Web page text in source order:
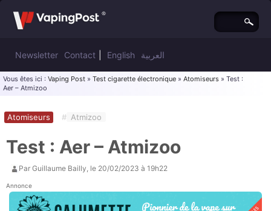
Newsletter Contact English العربية
Vous êtes ici : Vaping Post » Test cigarette électronique » Atomiseurs » Test :
Aer – Atmizoo
Test : Aer – Atmizoo
Atomiseurs # Atmizoo
Par Guillaume Bailly, le 20/02/2023 à 19h22
Annonce